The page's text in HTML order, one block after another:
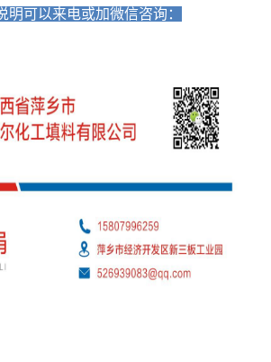
明可以来电或加微信咨询：